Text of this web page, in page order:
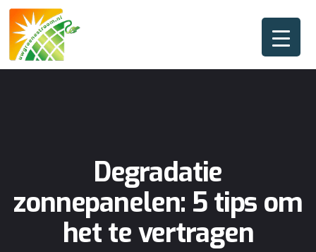
Degradatie
zonnepanelen: 5 tips om
het te vertragen